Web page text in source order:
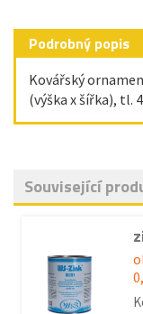
Podrobný popis
Kovářský
(výška x šířka), tl.
Související